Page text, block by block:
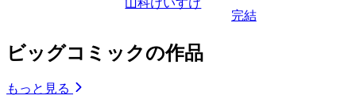
完結
ビッグコミックの作品
もっと見る